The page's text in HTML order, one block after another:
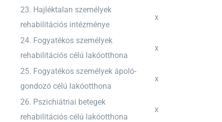
23. Hajléktalan személyek
rehabilitációs intézménye
x
24. Fogyatékos személyek
rehabilitációs célú lakóotthona
x
25. Fogyatékos személyek ápoló-
gondozó célú lakóotthona
x
26. Pszichiátriai betegek
rehabilitációs célú lakóotthona
x